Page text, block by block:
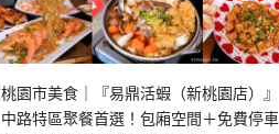
桃園市美食｜『易鼎活蝦（新桃園店）』
中路特區聚餐首選！包廂空間＋免費停車